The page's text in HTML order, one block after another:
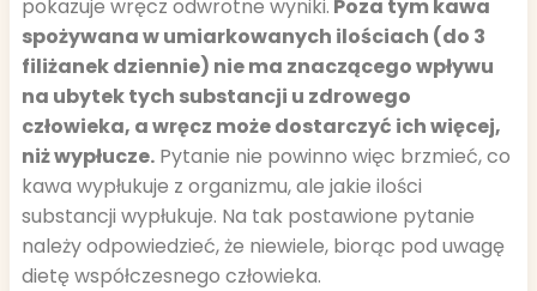
pokazuje wręcz odwrotne wyniki. Poza tym kawa
spożywana w umiarkowanych ilościach (do 3
filiżanek dziennie) nie ma znaczącego wpływu
na ubytek tych substancji u zdrowego
człowieka, a wręcz może dostarczyć ich więcej,
niż wypłucze. Pytanie nie powinno więc brzmieć, co
kawa wypłukuje z organizmu, ale jakie ilości
substancji wypłukuje. Na tak postawione pytanie
należy odpowiedzieć, że niewiele, biorąc pod uwagę
dietę współczesnego człowieka.